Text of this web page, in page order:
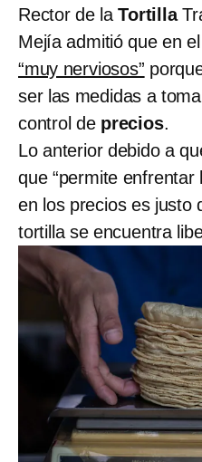
Rector de laTortilla
Mejía admitió que en
“muy nerviosos”
ser las medidas a
control de precios.
Lo anterior debido a
que “permite
en los precios es justo
tortilla se encuentra